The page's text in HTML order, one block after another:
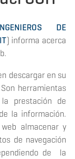
DE
) informa acerca
descargar en su
herramientas
prestación de
la información.
almacenar y
de navegación
de la